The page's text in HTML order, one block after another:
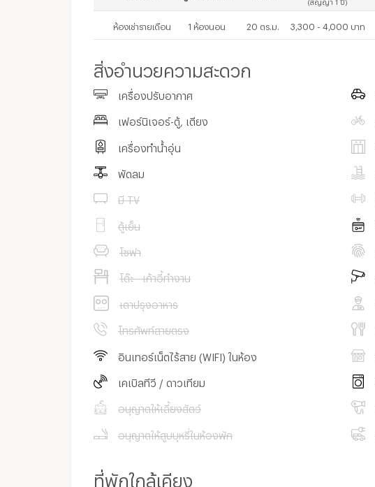
ห้องเช่ารายเดือน 1 ห้องนอน 20 ตร.ม. 3,300 - 4,000 บาท
สิ่งอำนวยความสะดวก
เครื่องปรับอากาศ
เฟอร์นิเจอร์-ตู้, เตียง
เครื่องทำน้ำอุ่น
พัดลม
มี TV
ตู้เย็น
โซฟา
โต๊ะ - เก้าอี้ทำงาน
เตาปรุงอาหาร
โทรศัพท์สายตรง
อินเทอร์เน็ตไร้สาย (WIFI) ในห้อง
เคเบิลทีวี / ดาวเทียม
อนุญาตให้เลี้ยงสัตว์
อนุญาตให้สูบบุหรี่ในห้องพัก
ที่พักใกล้เคียง